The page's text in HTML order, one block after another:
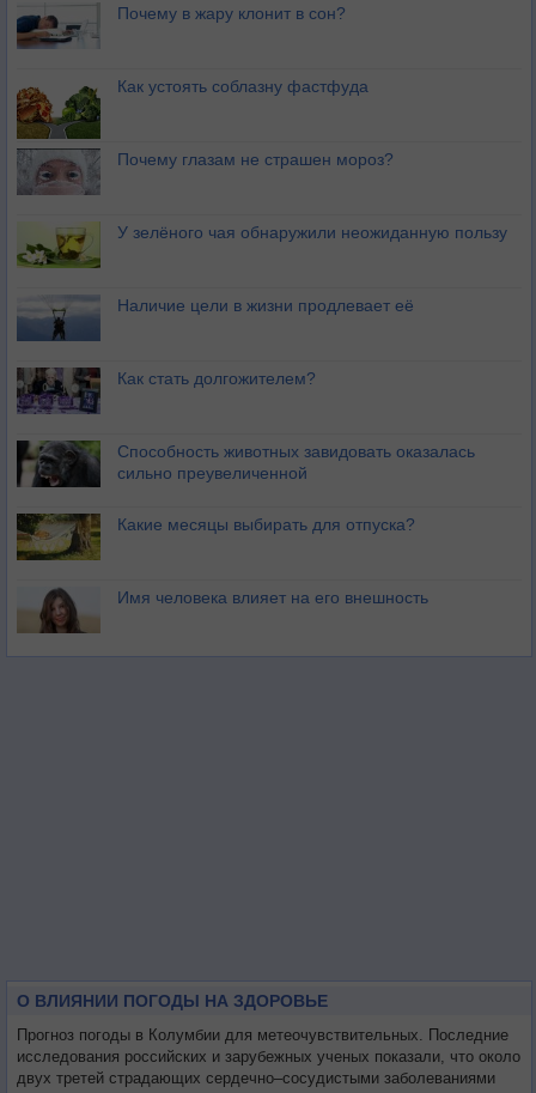
Почему в жару клонит в сон?
Как устоять соблазну фастфуда
Почему глазам не страшен мороз?
У зелёного чая обнаружили неожиданную пользу
Наличие цели в жизни продлевает её
Как стать долгожителем?
Способность животных завидовать оказалась
сильно преувеличенной
Какие месяцы выбирать для отпуска?
Имя человека влияет на его внешность
О ВЛИЯНИИ ПОГОДЫ НА ЗДОРОВЬЕ
Прогноз погоды в Колумбии для метеочувствительных. Последние
исследования российских и зарубежных ученых показали, что около
двух третей страдающих сердечно–сосудистыми заболеваниями